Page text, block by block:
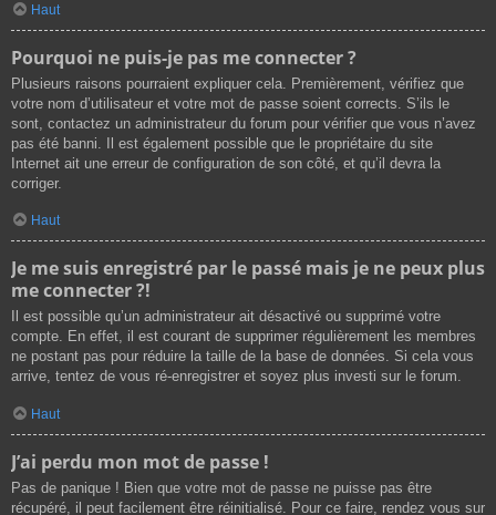
Haut
Pourquoi ne puis-je pas me connecter ?
Plusieurs raisons pourraient expliquer cela. Premièrement, vérifiez que
votre nom d’utilisateur et votre mot de passe soient corrects. S’ils le
sont, contactez un administrateur du forum pour vérifier que vous n’avez
pas été banni. Il est également possible que le propriétaire du site
Internet ait une erreur de configuration de son côté, et qu’il devra la
corriger.
Haut
Je me suis enregistré par le passé mais je ne peux plus
me connecter ?!
Il est possible qu’un administrateur ait désactivé ou supprimé votre
compte. En effet, il est courant de supprimer régulièrement les membres
ne postant pas pour réduire la taille de la base de données. Si cela vous
arrive, tentez de vous ré-enregistrer et soyez plus investi sur le forum.
Haut
J’ai perdu mon mot de passe !
Pas de panique ! Bien que votre mot de passe ne puisse pas être
récupéré, il peut facilement être réinitialisé. Pour ce faire, rendez vous sur